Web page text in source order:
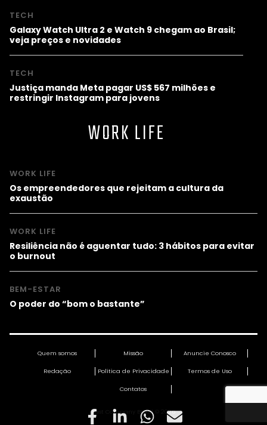
TECH
Galaxy Watch Ultra 2 e Watch 9 chegam ao Brasil;
veja preços e novidades
TECH
Justiça manda Meta pagar US$ 567 milhões e
restringir Instagram para jovens
WORK LIFE
WORK LIFE
Os empreendedores que rejeitam a cultura da
exaustão
WORK LIFE
Resiliência não é aguentar tudo: 3 hábitos para evitar
o burnout
BEM-ESTAR
O poder do “bom o bastante”
Quem somos Missão Anuncie Conosco
Redação Política de Privacidade Termos de Uso
Contatos
Fast Company Brasil © 2026